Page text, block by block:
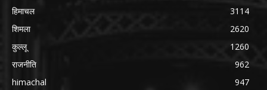
हिमाचल
3114
शिमला
2620
कुल्लू
1260
राजनीति
962
himachal
947